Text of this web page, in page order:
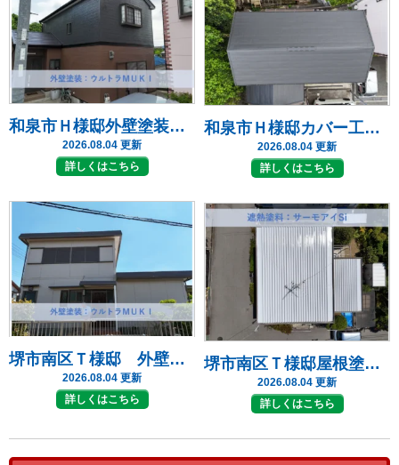
和泉市Ｈ様邸外壁塗装・屋根リフォーム工事 2026年7月
2026.08.04 更新
詳しくはこちら
和泉市Ｈ様邸カバー工法工事
2026.08.04 更新
詳しくはこちら
堺市南区Ｔ様邸 外壁塗装・屋根塗装工事 2026年７月
2026.08.04 更新
詳しくはこちら
堺市南区Ｔ様邸屋根塗装工事
2026.08.04 更新
詳しくはこちら